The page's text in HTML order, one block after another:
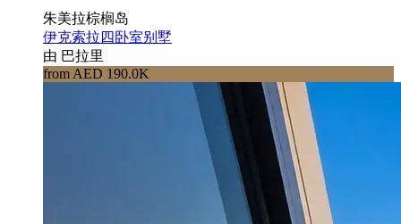
朱美拉棕榈岛
伊克索拉四卧室别墅
由 巴拉里
from AED 190.0K